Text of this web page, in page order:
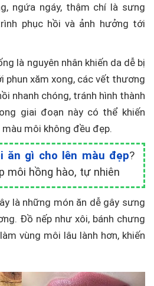
ngứa ngáy, thậm chí là sưng
phục hồi và ảnh hưởng tới
là nguyên nhân khiến da dễ bị
phun xăm xong, các vết thương
nhanh chóng, tránh hình thành
giai đoạn này có thể khiến
môi không đều đẹp.
ăn gì cho lên màu đẹp?
môi hồng hào, tự nhiên
là những món ăn dễ gây sưng
Đồ nếp như xôi, bánh chưng
vùng môi lâu lành hơn, khiến